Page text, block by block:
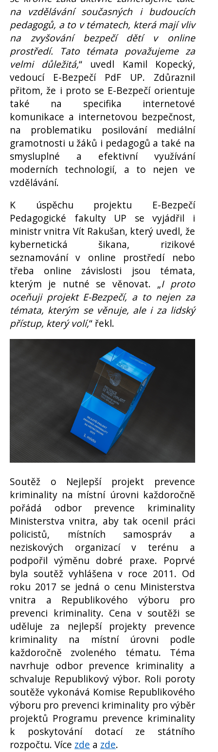
na vzdělávání současných i budoucích
pedagogů, a to v tématech, která mají vliv
na zvyšování bezpečí dětí v online
prostředí. Tato témata považujeme za
velmi důležitá,“ uvedl Kamil Kopecký,
vedoucí E-Bezpečí PdF UP. Zdůraznil
přitom, že i proto se E-Bezpečí orientuje
také na specifika internetové
komunikace a internetovou bezpečnost,
na problematiku posilování mediální
gramotnosti u žáků i pedagogů a také na
smysluplné a efektivní využívání
moderních technologií, a to nejen ve
vzdělávání.
K úspěchu projektu E-Bezpečí
Pedagogické fakulty UP se vyjádřil i
ministr vnitra Vít Rakušan, který uvedl, že
kybernetická šikana, rizikové
seznamování v online prostředí nebo
třeba online závislosti jsou témata,
kterým je nutné se věnovat. „I proto
oceňuji projekt E-Bezpečí, a to nejen za
témata, kterým se věnuje, ale i za lidský
přístup, který volí,“ řekl.
Soutěž o Nejlepší projekt prevence
kriminality na místní úrovni každoročně
pořádá odbor prevence kriminality
Ministerstva vnitra, aby tak ocenil práci
policistů, místních samospráv a
neziskových organizací v terénu a
podpořil výměnu dobré praxe. Poprvé
byla soutěž vyhlášena v roce 2011. Od
roku 2017 se jedná o cenu Ministerstva
vnitra a Republikového výboru pro
prevenci kriminality. Cena v soutěži se
uděluje za nejlepší projekty prevence
kriminality na místní úrovni podle
každoročně zvoleného tématu. Téma
navrhuje odbor prevence kriminality a
schvaluje Republikový výbor. Roli poroty
soutěže vykonává Komise Republikového
výboru pro prevenci kriminality pro výběr
projektů Programu prevence kriminality
k poskytování dotací ze státního
rozpočtu. Více zde a zde.